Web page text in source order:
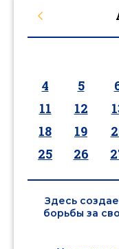
4
5
11
12
18
19
25
26
Здесь
борьбы за